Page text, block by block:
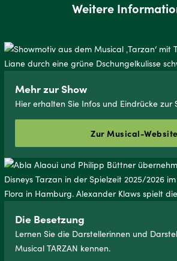
Weitere
Mehr zur Show
Hier erhalten Sie Infos und Eindrücke zur
Zur Musical-Website
Die Besetzung
Lernen Sie die Darstellerinnen und
Musical TARZAN kennen.